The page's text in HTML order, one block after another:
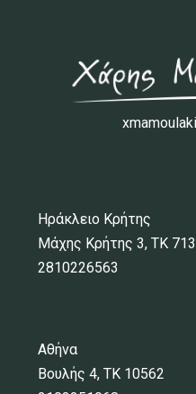
Ηράκλειο Κρήτης
Μάχης Κρήτης 3, ΤΚ
2810226563
Αθήνα
Βουλής 4, ΤΚ 10562